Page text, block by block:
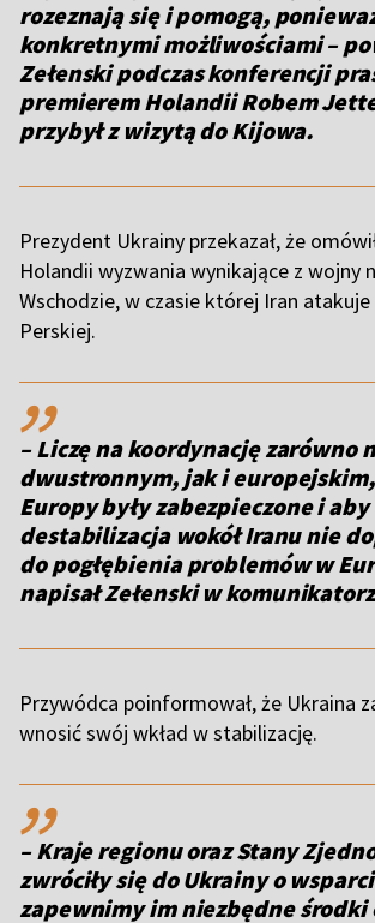
rozeznają się i pomogą,
konkretnymi możliwościami –
Zełenski podczas konferencji
premierem Holandii Robem
przybył z wizytą do Kijowa.
Prezydent Ukrainy przekazał, że
Holandii wyzwania wynikające z wojny
Wschodzie, w czasie której Iran
Perskiej.
,,
– Liczę na koordynację zarówno
dwustronnym, jak i
Europy były zabezpieczone i aby
destabilizacja wokół Iranu nie
do pogłębienia problemów w
napisał Zełenski w
Przywódca poinformował, że Ukraina
wnosić swój wkład w stabilizację.
,,
– Kraje regionu oraz Stany
zwróciły się do Ukrainy o
zapewnimy im niezbędne środki